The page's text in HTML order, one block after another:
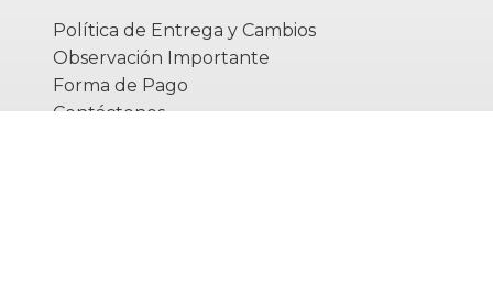
Política de Entrega y Cambios
Observación Importante
Forma de Pago
Contáctenos